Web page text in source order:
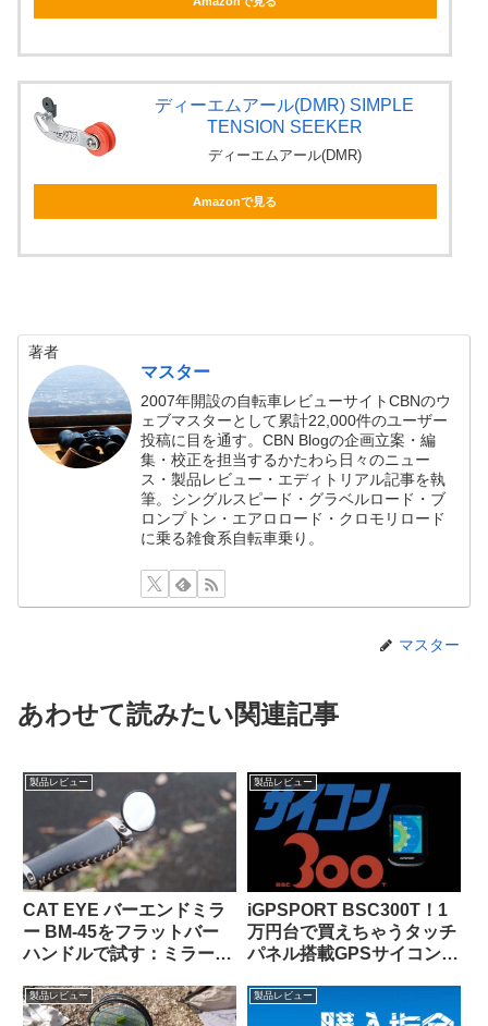
ディーエムアール(DMR) SIMPLE
TENSION SEEKER
ディーエムアール(DMR)
Amazonで見る
著者
マスター
2007年開設の自転車レビューサイトCBNのウ
ェブマスターとして累計22,000件のユーザー
投稿に目を通す。CBN Blogの企画立案・編
集・校正を担当するかたわら日々のニュー
ス・製品レビュー・エディトリアル記事を執
筆。シングルスピード・グラベルロード・ブ
ロンプトン・エアロロード・クロモリロード
に乗る雑食系自転車乗り。
マスター
あわせて読みたい関連記事
製品レビュー
CAT EYE バーエンドミラ
ー BM-45をフラットバー
ハンドルで試す：ミラー部
は果たして!?
製品レビュー
iGPSPORT BSC300T！1
万円台で買えちゃうタッチ
パネル搭載GPSサイコンっ
製品レビュー 製品レビュー